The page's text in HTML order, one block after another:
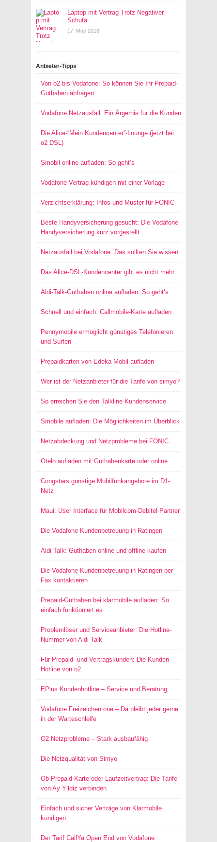
Laptop mit Vertrag Trotz Negativer
Schufa
17. May 2018
Anbieter-Tipps
Von o2 bis Vodafone: So können Sie Ihr Prepaid-
Guthaben abfragen
Vodafone Netzausfall: Ein Ärgernis für die Kunden
Die Alice-“Mein Kundencenter”-Lounge (jetzt bei
o2 DSL)
Smobil online aufladen: So geht’s
Vodafone Vertrag kündigen mit einer Vorlage
Verzichtserklärung: Infos und Muster für FONIC
Beste Handyversicherung gesucht: Die Vodafone
Handyversicherung kurz vorgestellt
Netzausfall bei Vodafone: Das sollten Sie wissen
Das Alice-DSL-Kundencenter gibt es nicht mehr
Aldi-Talk-Guthaben online aufladen: So geht’s
Schnell und einfach: Callmobile-Karte aufladen
Pennymobile ermöglicht günstiges Telefonieren
und Surfen
Prepaidkarten von Edeka Mobil aufladen
Wer ist der Netzanbieter für die Tarife von simyo?
So erreichen Sie den Talkline Kundenservice
Smobile aufladen: Die Möglichkeiten im Überblick
Netzabdeckung und Netzprobleme bei FONIC
Otelo aufladen mit Guthabenkarte oder online
Congstars günstige Mobilfunkangebote im D1-
Netz
Maui: User Interface für Mobilcom-Debitel-Partner
Die Vodafone Kundenbetreuung in Ratingen
Aldi Talk: Guthaben online und offline kaufen
Die Vodafone Kundenbetreuung in Ratingen per
Fax kontaktieren
Prepaid-Guthaben bei klarmobile aufladen: So
einfach funktioniert es
Problemlöser und Serviceanbieter: Die Hotline-
Nummer von Aldi Talk
Für Prepaid- und Vertragskunden: Die Kunden-
Hotline von o2
EPlus Kundenhotline – Service und Beratung
Vodafone Freizeichentöne – Da bleibt jeder gerne
in der Warteschleife
O2 Netzprobleme – Stark ausbaufähig
Die Netzqualität von Simyo
Ob Prepaid-Karte oder Laufzeitvertrag: Die Tarife
von Ay Yildiz verbinden
Einfach und sicher Verträge von Klarmobile
kündigen
Der Tarif CallYa Open End von Vodafone